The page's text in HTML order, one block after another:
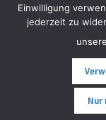
© FunShop
Einwilligung
jederzeit zu
Nur